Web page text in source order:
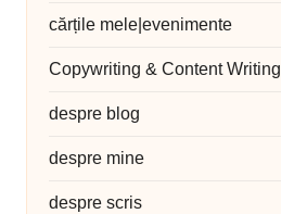
cărțile mele|evenimente
Copywriting & Content Writing
despre blog
despre mine
despre scris